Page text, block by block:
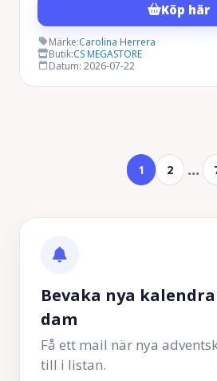
Köp här
Märke:Carolina Herrera
Butik:CS MEGASTORE
Datum: 2026-07-22
1 2 …
Bevaka nya
dam
Få ett mail när nya
till i listan.